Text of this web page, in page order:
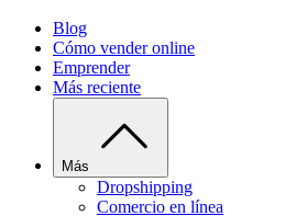
Blog
Cómo vender online
Emprender
Más reciente
Más
Dropshipping
Comercio en línea